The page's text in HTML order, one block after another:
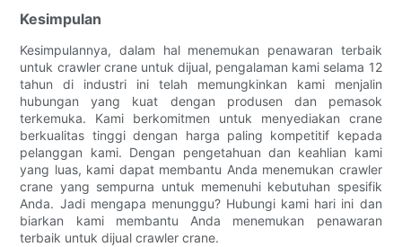
Kesimpulan
Kesimpulannya, dalam hal menemukan penawaran terbaik
untuk crawler crane untuk dijual, pengalaman kami selama 12
tahun di industri ini telah memungkinkan kami menjalin
hubungan yang kuat dengan produsen dan pemasok
terkemuka. Kami berkomitmen untuk menyediakan crane
berkualitas tinggi dengan harga paling kompetitif kepada
pelanggan kami. Dengan pengetahuan dan keahlian kami
yang luas, kami dapat membantu Anda menemukan crawler
crane yang sempurna untuk memenuhi kebutuhan spesifik
Anda. Jadi mengapa menunggu? Hubungi kami hari ini dan
biarkan kami membantu Anda menemukan penawaran
terbaik untuk dijual crawler crane.